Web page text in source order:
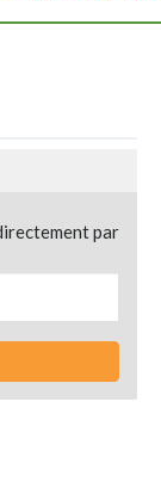
par